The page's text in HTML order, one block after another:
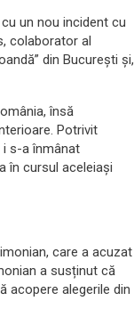
un nou incident cu
colaborator al
din București și,
însă
Potrivit
i s-a înmânat
în cursul aceleiași
care a acuzat
a susținut că
acopere alegerile din